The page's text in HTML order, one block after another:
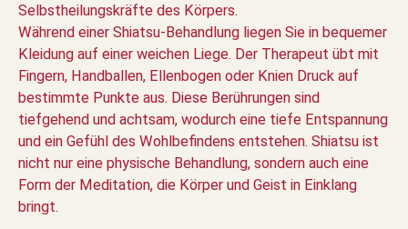
Selbstheilungskräfte des Körpers.
Während einer Shiatsu-Behandlung liegen Sie in bequemer
Kleidung auf einer weichen Liege. Der Therapeut übt mit
Fingern, Handballen, Ellenbogen oder Knien Druck auf
bestimmte Punkte aus. Diese Berührungen sind
tiefgehend und achtsam, wodurch eine tiefe Entspannung
und ein Gefühl des Wohlbefindens entstehen. Shiatsu ist
nicht nur eine physische Behandlung, sondern auch eine
Form der Meditation, die Körper und Geist in Einklang
bringt.